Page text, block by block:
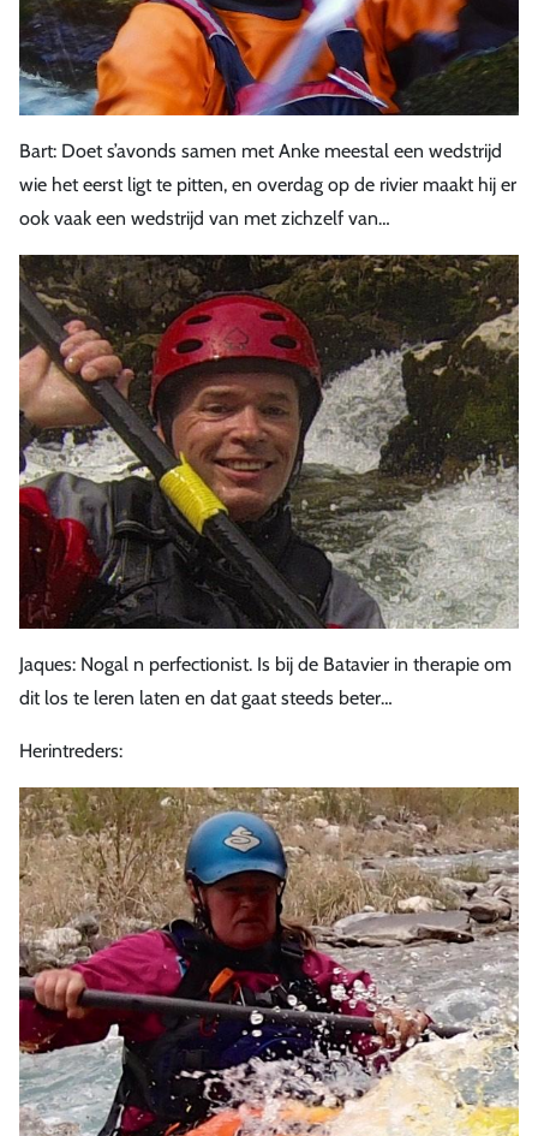
Bart: Doet s’avonds samen met Anke meestal een wedstrijd
wie het eerst ligt te pitten, en overdag op de rivier maakt hij er
ook vaak een wedstrijd van met zichzelf van…
Jaques: Nogal n perfectionist. Is bij de Batavier in therapie om
dit los te leren laten en dat gaat steeds beter…
Herintreders: